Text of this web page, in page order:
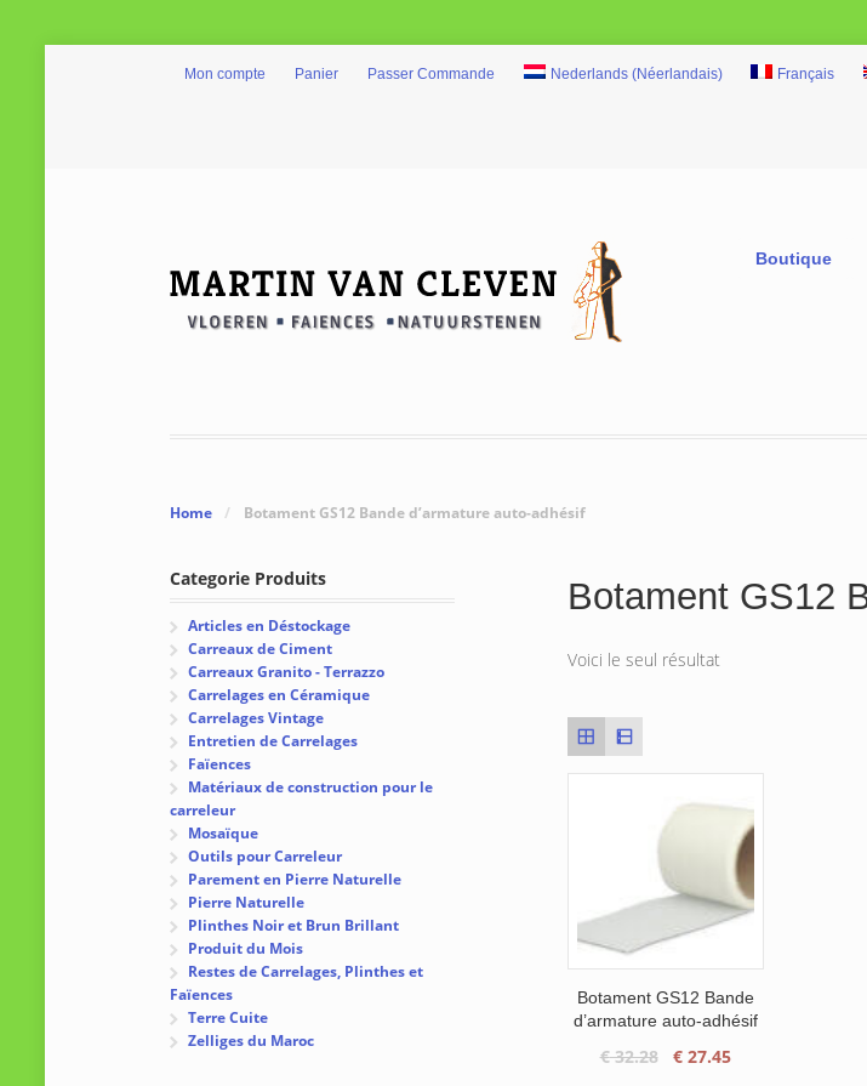
Mon compte Panier Passer Commande Nederlands(Néerlandais) Français
Boutique
Home / Botament GS12 Bande d’armature auto-adhésif
Botament GS12
Voici le seul résultat
Botament GS12 Bande
d’armature auto-adhésif
€32.28
Le
€ 27.45Le
Categorie Produits
Articles en Déstockage
Carreaux de Ciment
Carreaux Granito - Terrazzo
Carrelages en Céramique
Carrelages Vintage
Entretien de Carrelages
Faïences
Matériaux de construction pour le
carreleur
Mosaïque
Outils pour Carreleur
Parement en Pierre Naturelle
Pierre Naturelle
Plinthes Noir et Brun Brillant
Produit du Mois
Restes de Carrelages, Plinthes et
Faïences
Terre Cuite
Zelliges du Maroc